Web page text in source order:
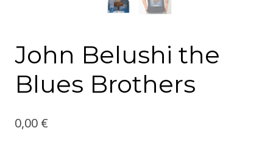
John Belushi the
Blues Brothers
0,00 €